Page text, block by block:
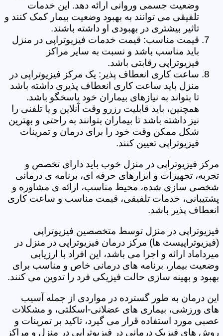
وضعیت جسمی وروانی ارائه دهد. این خدمات
تلفیقی می توانند به بهبود وضعیت بیمار کمک کنند و
تاثیر بیشتری در بهبودی او داشته باشند.
قیمت مناسب: قیمت خدمات فیزیوتراپی در منزل
باید مناسب باشد و نسبت به سایر مراکز
فیزیوتراپی رقابتی باشد.
ساعت کاری انعطاف پذیر: یک مرکز فیزیوتراپی در
منزل باید ساعت کاری انعطاف پذیری داشته باشد
تا بتواند به نیازهای بیماران خود پاسخگو باشد.
همچنین، باید قابلیت رزرو وقت آنلاین و یا تلفنی را
نیز داشته باشد تا بیماران بتوانند به راحتی و بهترین
شکل ممکن وقت خود را برای درمان و تمرینات
فیزیوتراپی تعیین کنند.
مرکز فیزیوتراپی در منزل خوب باید دارای تخصص و
تجربه، تجهیزات و ابزارهای حرفه ای، برنامه ی درمانی
شخصی سازی شده، محیط مناسب، ارائه ی مشاوره و
پشتیبانی، خدمات تلفیقی، قیمت مناسب و ساعت کاری
انعطاف پذیر باشد.
فیزیوتراپی در منزل توسط متخصصین فیزیوتراپی
(فیزیوتراپیست ها) مرکز درمان فیزیوتراپی در منزل در
میرداماد ارائه و اجرا می باشد، این افراد با ارزیابی
وضعیت بیمار، برنامه های درمانی خاص و مناسب برای
بهبود و بهینه سازی حالت فیزیکی فرد را تدوین می کنند.
این درمان به طور گسترده در مواردی از جمله آسیب
های ورزشی، بیماری های عضلانی-اسکلتی، و مشکلات
عصبی مورد استفاده قرار می گیرد، تاکید بر تمرینات و
روش های فیزیک درمانی در فیزیوتراپی در منزل و مراکز